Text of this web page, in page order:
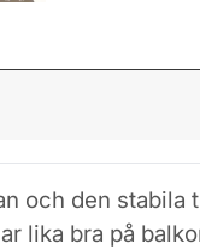
och den
lika bra på